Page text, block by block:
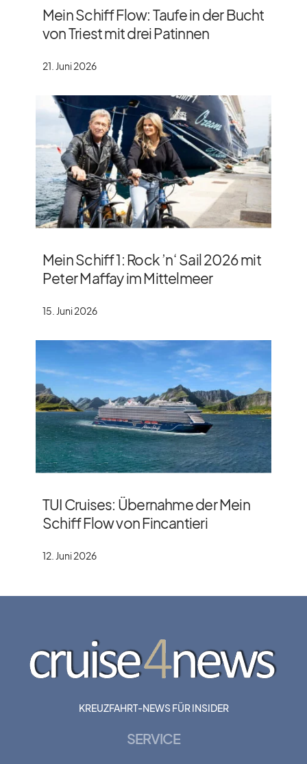
Mein Schiff Flow: Taufe in der Bucht
von Triest mit drei Patinnen
21. Juni 2026
Mein Schiff 1: Rock ’n‘ Sail 2026 mit
Peter Maffay im Mittelmeer
15. Juni 2026
TUI Cruises: Übernahme der Mein
Schiff Flow von Fincantieri
12. Juni 2026
KREUZFAHRT-NEWS FÜR INSIDER
SERVICE